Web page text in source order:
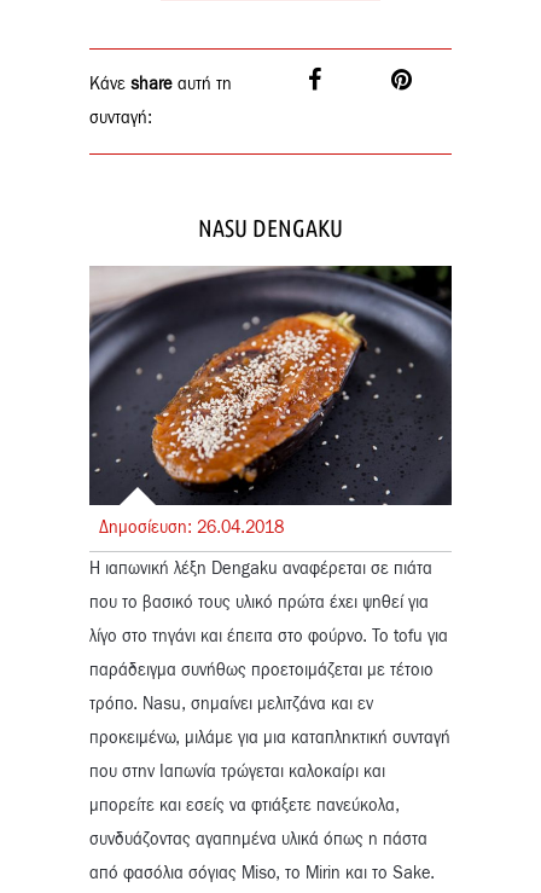
Κάνε share αυτή τη
συνταγή:
NASU DENGAKU
Δημοσίευση: 26.04.2018
Η ιαπωνική λέξη Dengaku αναφέρεται σε πιάτα
που το βασικό τους υλικό πρώτα έχει ψηθεί για
λίγο στο τηγάνι και έπειτα στο φούρνο. Το tofu για
παράδειγμα συνήθως προετοιμάζεται με τέτοιο
τρόπο. Nasu, σημαίνει μελιτζάνα και εν
προκειμένω, μιλάμε για μια καταπληκτική συνταγή
που στην Ιαπωνία τρώγεται καλοκαίρι και
μπορείτε και εσείς να φτιάξετε πανεύκολα,
συνδυάζοντας αγαπημένα υλικά όπως η πάστα
από φασόλια σόγιας Miso, το Mirin και το Sake.